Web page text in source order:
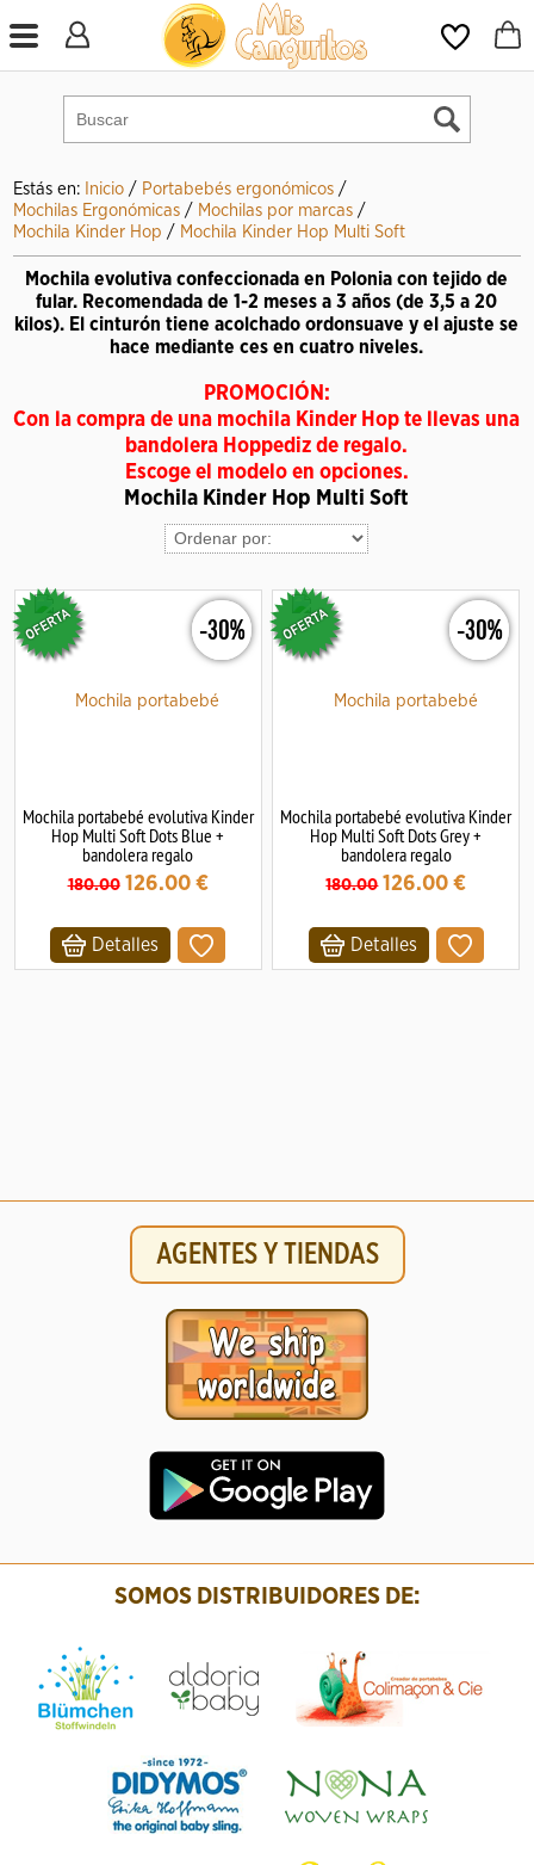
Estás en: Inicio / Portabebés ergonómicos /
Mochilas Ergonómicas / Mochilas por marcas /
Mochila Kinder Hop / Mochila Kinder Hop Multi Soft
Mochila evolutiva confeccionada en Polonia con tejido de
fular. Recomendada de 1-2 meses a 3 años (de 3,5 a 20
kilos). El cinturón tiene acolchado ordonsuave y el ajuste se
hace mediante ces en cuatro niveles.
PROMOCIÓN:
Con la compra de una mochila Kinder Hop te llevas una
bandolera Hoppediz de regalo.
Escoge el modelo en opciones.
Mochila Kinder Hop Multi Soft
-30%
Mochila portabebé evolutiva Kinder
Hop Multi Soft Dots Blue +
bandolera regalo
180.00 126.00€
Detalles
-30%
Mochila portabebé evolutiva Kinder
Hop Multi Soft Dots Grey +
bandolera regalo
180.00 126.00 €
Detalles
AGENTES Y TIENDAS
SOMOS DISTRIBUIDORES DE: